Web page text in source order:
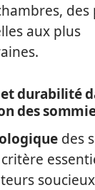
des
aux plus
durabilité
des
des